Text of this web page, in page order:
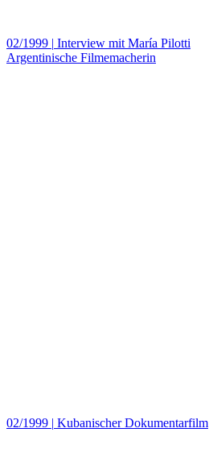
02/1999 | Interview mit María Pilotti
Argentinische Filmemacherin
02/1999 | Kubanischer Dokumentarfilm